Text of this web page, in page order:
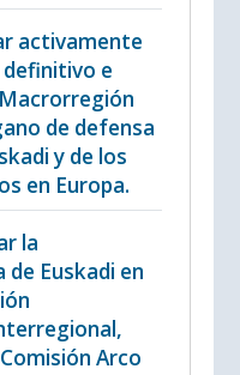
activamente
definitivo e
de defensa
y de los
en Europa.
la
Euskadi en
Arco